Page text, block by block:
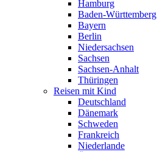
Hamburg
Baden-Württemberg
Bayern
Berlin
Niedersachsen
Sachsen
Sachsen-Anhalt
Thüringen
Reisen mit Kind
Deutschland
Dänemark
Schweden
Frankreich
Niederlande